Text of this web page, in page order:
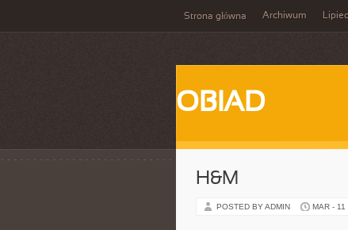
Strona główna Archiwum Lipiec
OBIAD
H&M
POSTED BY ADMIN MAR - 11